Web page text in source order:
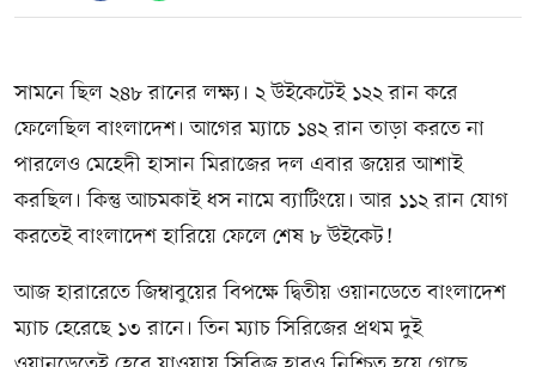
সামনে ছিল ২৪৮ রানের লক্ষ্য। ২ উইকেটেই ১২২ রান করে
ফেলেছিল বাংলাদেশ। আগের ম্যাচে ১৪২ রান তাড়া করতে না
পারলেও মেহেদী হাসান মিরাজের দল এবার জয়ের আশাই
করছিল। কিন্তু আচমকাই ধস নামে ব্যাটিংয়ে। আর ১১২ রান যোগ
করতেই বাংলাদেশ হারিয়ে ফেলে শেষ ৮ উইকেট!
আজ হারারেতে জিম্বাবুয়ের বিপক্ষে দ্বিতীয় ওয়ানডেতে বাংলাদেশ
ম্যাচ হেরেছে ১৩ রানে। তিন ম্যাচ সিরিজের প্রথম দুই